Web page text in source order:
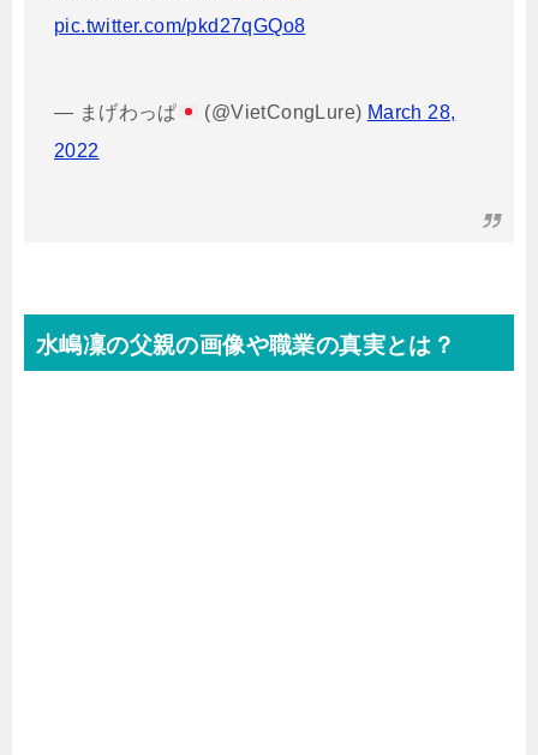
pic.twitter.com/pkd27qGQo8
— まげわっぱ (@VietCongLure) March 28,
2022
水嶋凜の父親の画像や職業の真実とは？